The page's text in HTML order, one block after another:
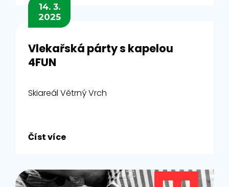
14. 3.
2025
Vlekařská párty s kapelou
4FUN
Skiareál Větrný Vrch
Číst více